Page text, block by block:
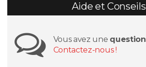
Aide et Conseils
Vous avez une question
Contactez-nous !